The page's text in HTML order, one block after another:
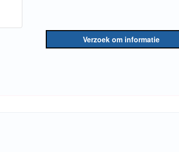
Verzoek om informatie